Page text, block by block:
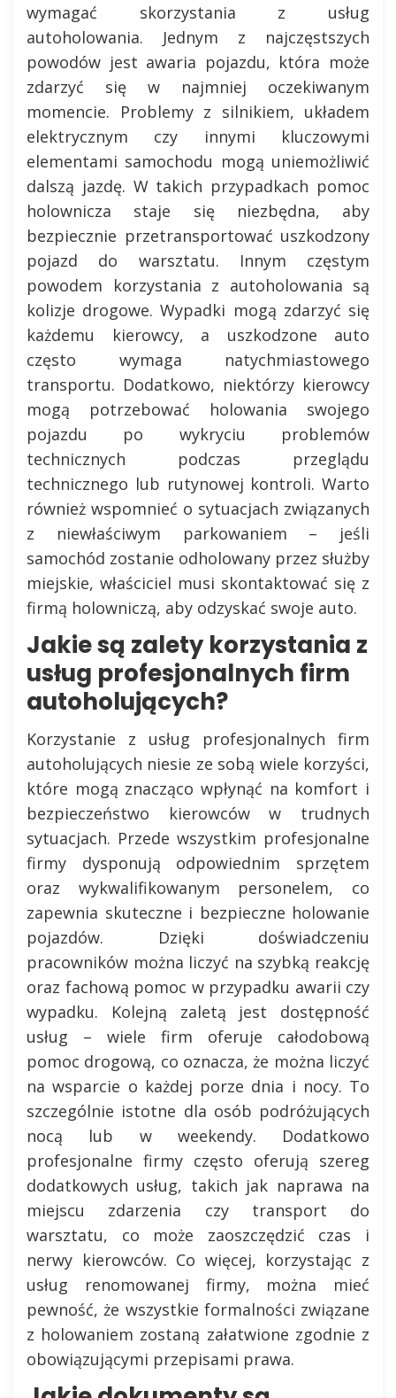
wymagać skorzystania z usług
autoholowania. Jednym z najczęstszych
powodów jest awaria pojazdu, która może
zdarzyć się w najmniej oczekiwanym
momencie. Problemy z silnikiem, układem
elektrycznym czy innymi kluczowymi
elementami samochodu mogą uniemożliwić
dalszą jazdę. W takich przypadkach pomoc
holownicza staje się niezbędna, aby
bezpiecznie przetransportować uszkodzony
pojazd do warsztatu. Innym częstym
powodem korzystania z autoholowania są
kolizje drogowe. Wypadki mogą zdarzyć się
każdemu kierowcy, a uszkodzone auto
często wymaga natychmiastowego
transportu. Dodatkowo, niektórzy kierowcy
mogą potrzebować holowania swojego
pojazdu po wykryciu problemów
technicznych podczas przeglądu
technicznego lub rutynowej kontroli. Warto
również wspomnieć o sytuacjach związanych
z niewłaściwym parkowaniem – jeśli
samochód zostanie odholowany przez służby
miejskie, właściciel musi skontaktować się z
firmą holowniczą, aby odzyskać swoje auto.
Jakie są zalety korzystania z
usług profesjonalnych firm
autoholujących?
Korzystanie z usług profesjonalnych firm
autoholujących niesie ze sobą wiele korzyści,
które mogą znacząco wpłynąć na komfort i
bezpieczeństwo kierowców w trudnych
sytuacjach. Przede wszystkim profesjonalne
firmy dysponują odpowiednim sprzętem
oraz wykwalifikowanym personelem, co
zapewnia skuteczne i bezpieczne holowanie
pojazdów. Dzięki doświadczeniu
pracowników można liczyć na szybką reakcję
oraz fachową pomoc w przypadku awarii czy
wypadku. Kolejną zaletą jest dostępność
usług – wiele firm oferuje całodobową
pomoc drogową, co oznacza, że można liczyć
na wsparcie o każdej porze dnia i nocy. To
szczególnie istotne dla osób podróżujących
nocą lub w weekendy. Dodatkowo
profesjonalne firmy często oferują szereg
dodatkowych usług, takich jak naprawa na
miejscu zdarzenia czy transport do
warsztatu, co może zaoszczędzić czas i
nerwy kierowców. Co więcej, korzystając z
usług renomowanej firmy, można mieć
pewność, że wszystkie formalności związane
z holowaniem zostaną załatwione zgodnie z
obowiązującymi przepisami prawa.